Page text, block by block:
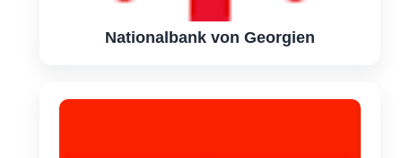
Nationalbank von Georgien